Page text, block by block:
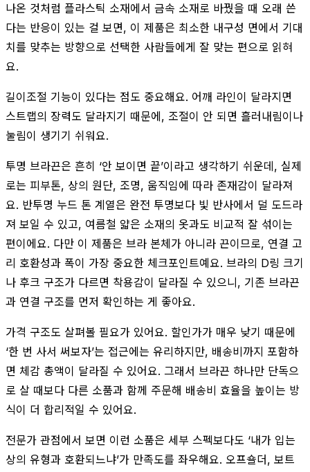
나온 것처럼 플라스틱 소재에서 금속 소재로 바꿨을 때 오래 쓴
다는 반응이 있는 걸 보면, 이 제품은 최소한 내구성 면에서 기대
치를 맞추는 방향으로 선택한 사람들에게 잘 맞는 편으로 읽혀
요.
길이조절 기능이 있다는 점도 중요해요. 어깨 라인이 달라지면
스트랩의 장력도 달라지기 때문에, 조절이 안 되면 흘러내림이나
눌림이 생기기 쉬워요.
투명 브라끈은 흔히 ‘안 보이면 끝’이라고 생각하기 쉬운데, 실제
로는 피부톤, 상의 원단, 조명, 움직임에 따라 존재감이 달라져
요. 반투명 누드 톤 계열은 완전 투명보다 빛 반사에서 덜 도드라
져 보일 수 있고, 여름철 얇은 소재의 옷과도 비교적 잘 섞이는
편이에요. 다만 이 제품은 브라 본체가 아니라 끈이므로, 연결 고
리 호환성과 폭이 가장 중요한 체크포인트예요. 브라의 D링 크기
나 후크 구조가 다르면 착용감이 달라질 수 있으니, 기존 브라끈
과 연결 구조를 먼저 확인하는 게 좋아요.
가격 구조도 살펴볼 필요가 있어요. 할인가가 매우 낮기 때문에
‘한 번 사서 써보자’는 접근에는 유리하지만, 배송비까지 포함하
면 체감 총액이 달라질 수 있어요. 그래서 브라끈 하나만 단독으
로 살 때보다 다른 소품과 함께 주문해 배송비 효율을 높이는 방
식이 더 합리적일 수 있어요.
전문가 관점에서 보면 이런 소품은 세부 스펙보다도 ‘내가 입는
상의 유형과 호환되느냐’가 만족도를 좌우해요. 오프숄더, 보트